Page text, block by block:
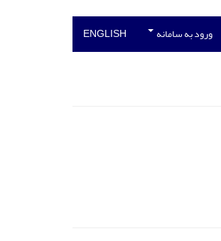
ورود به سامانه ENGLISH